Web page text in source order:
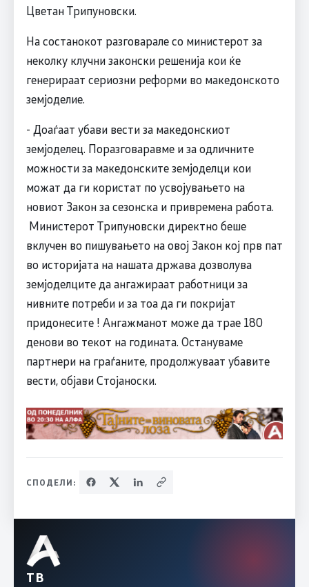
Цветан Трипуновски.
На состанокот разговарале со министерот за
неколку клучни законски решенија кои ќе
генерираат сериозни реформи во македонското
земјоделие.
-️ Доаѓаат убави вести за македонскиот
земјоделец. Поразговаравме и за одличните
можности за македонските земјоделци кои
можат да ги користат по усвојувањето на
новиот Закон за сезонска и привремена работа.
Министерот Трипуновски директно беше
вклучен во пишувањето на овој Закон кој прв пат
во историјата на нашата држава дозволува
земјоделците да ангажираат работници за
нивните потреби и за тоа да ги покријат
придонесите ! Ангажманот може да трае 180
денови во текот на годината. Остануваме
партнери на граѓаните, продолжуваат убавите
вести, објави Стојаноски.
СПОДЕЛИ:
ТВ